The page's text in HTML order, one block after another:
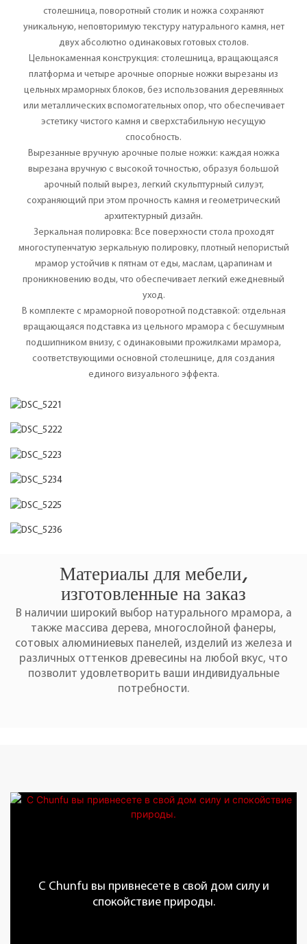
столешница, поворотный столик и ножка сохраняют
уникальную, неповторимую текстуру натурального камня, нет
двух абсолютно одинаковых готовых столов.
Цельнокаменная конструкция: столешница, вращающаяся
платформа и четыре арочные опорные ножки вырезаны из
цельных мраморных блоков, без использования деревянных
или металлических вспомогательных опор, что обеспечивает
эстетику чистого камня и сверхстабильную несущую
способность.
Вырезанные вручную арочные полые ножки: каждая ножка
вырезана вручную с высокой точностью, образуя большой
арочный полый вырез, легкий скульптурный силуэт,
сохраняющий при этом прочность камня и геометрический
архитектурный дизайн.
Зеркальная полировка: Все поверхности стола проходят
многоступенчатую зеркальную полировку, плотный непористый
мрамор устойчив к пятнам от еды, маслам, царапинам и
проникновению воды, что обеспечивает легкий ежедневный
уход.
В комплекте с мраморной поворотной подставкой: отдельная
вращающаяся подставка из цельного мрамора с бесшумным
подшипником внизу, с одинаковыми прожилками мрамора,
соответствующими основной столешнице, для создания
единого визуального эффекта.
Материалы для мебели,
изготовленные на заказ
В наличии широкий выбор натурального мрамора, а
также массива дерева, многослойной фанеры,
сотовых алюминиевых панелей, изделий из железа и
различных оттенков древесины на любой вкус, что
позволит удовлетворить ваши индивидуальные
потребности.
С Chunfu вы привнесете в свой дом силу и
спокойствие природы.